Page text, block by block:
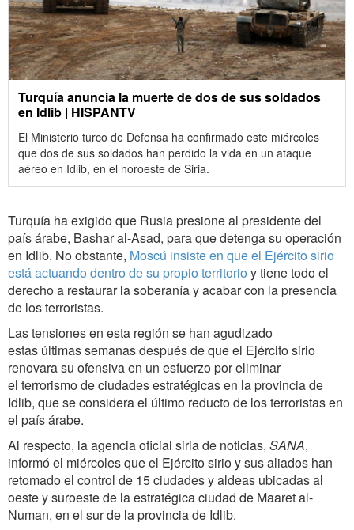
Turquía anuncia la muerte de dos de sus soldados
en Idlib | HISPANTV
El Ministerio turco de Defensa ha confirmado este miércoles
que dos de sus soldados han perdido la vida en un ataque
aéreo en Idlib, en el noroeste de Siria.
Turquía ha exigido que Rusia presione al presidente del
país árabe, Bashar al-Asad, para que detenga su operación
en Idlib. No obstante, Moscú insiste en que el Ejército sirio
está actuando dentro de su propio territorio y tiene todo el
derecho a restaurar la soberanía y acabar con la presencia
de los terroristas.
Las tensiones en esta región se han agudizado
estas últimas semanas después de que el Ejército sirio
renovara su ofensiva en un esfuerzo por eliminar
el terrorismo de ciudades estratégicas en la provincia de
Idlib, que se considera el último reducto de los terroristas en
el país árabe.
Al respecto, la agencia oficial siria de noticias, SANA,
informó el miércoles que el Ejército sirio y sus aliados han
retomado el control de 15 ciudades y aldeas ubicadas al
oeste y suroeste de la estratégica ciudad de Maaret al-
Numan, en el sur de la provincia de Idlib.